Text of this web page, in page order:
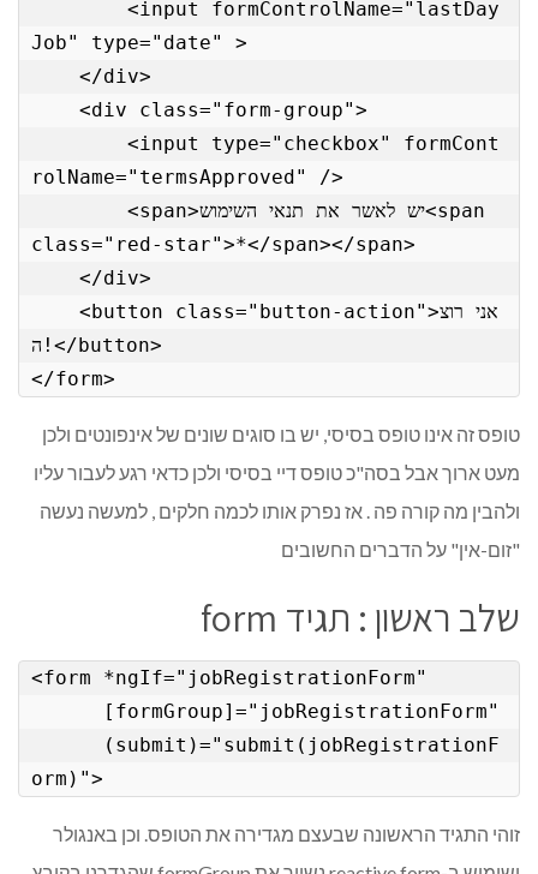
Job" type="date" >
rolName="termsApproved" />
class="red-star">*</span></span>
ה!</button>
</form>
טופס זה אינו טופס בסיסי, יש בו סוגים שונים של אינפונטים ולכן
מעט ארוך אבל בסה"כ טופס דיי בסיסי ולכן כדאי רגע לעבור עליו
ולהבין מה קורה פה . אז נפרק אותו לכמה חלקים , למעשה נעשה
"זום-אין" על הדברים החשובים
שלב ראשון : תגיד form
<form *ngIf="jobRegistrationForm"
זוהי התגיד הראשונה שבעצם מגדירה את הטופס. וכן באנגולר